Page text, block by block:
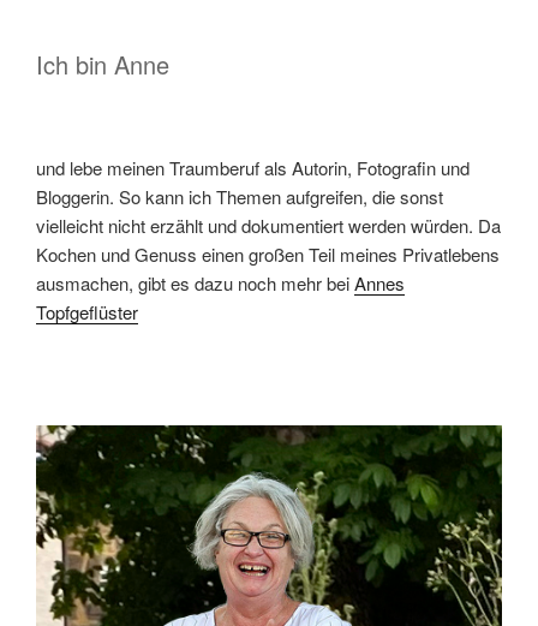
Ich bin Anne
und lebe meinen Traumberuf als Autorin, Fotografin und
Bloggerin. So kann ich Themen aufgreifen, die sonst
vielleicht nicht erzählt und dokumentiert werden würden. Da
Kochen und Genuss einen großen Teil meines Privatlebens
ausmachen, gibt es dazu noch mehr beiAnnes
Topfgeflüster